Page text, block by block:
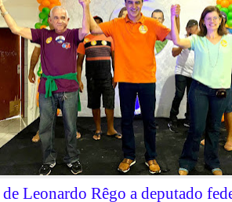
Leonardo Rêgo a deputado